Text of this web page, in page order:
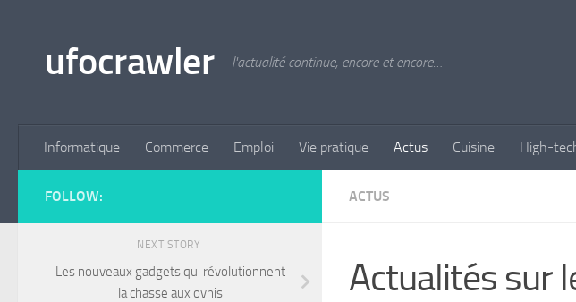
ufocrawler l'actualité continue, encore et encore…
Informatique Commerce Emploi Vie pratique Actus Cuisine High-
ACTUS
Actualités sur
FOLLOW:
NEXT STORY
Les nouveaux gadgets qui révolutionnent
la chasse aux ovnis